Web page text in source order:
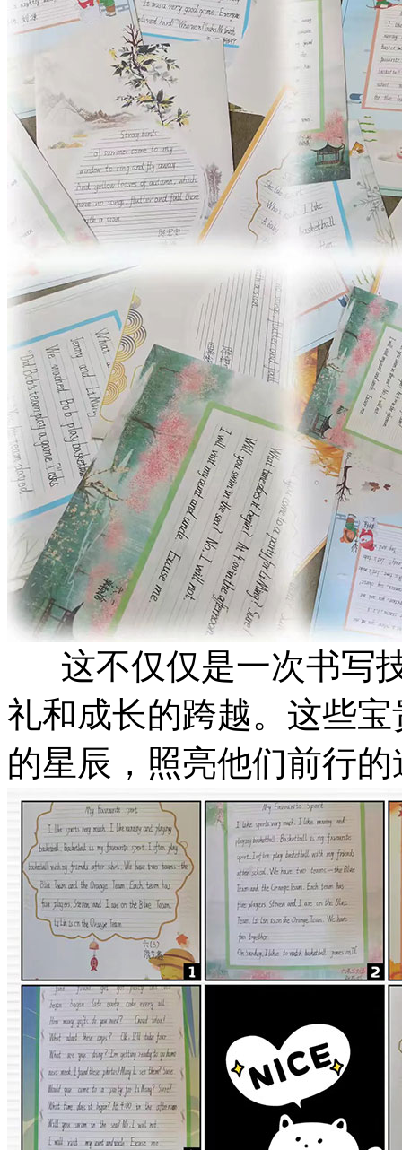
这不仅仅是一次书写
礼和成长的跨越。这些
的星辰，照亮他们前行的